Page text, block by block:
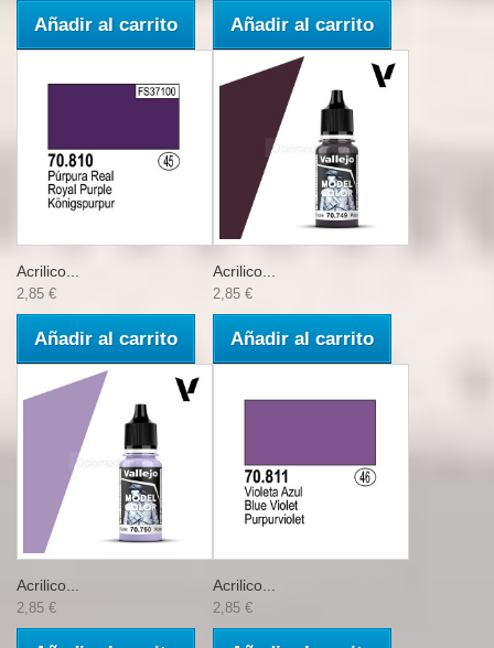
Añadir al carrito Añadir al carrito
Acrilico...
2,85 €
Añadir al carrito
Acrilico...
2,85 €
Añadir al carrito
Acrilico...
2,85 €
Acrilico...
2,85 €